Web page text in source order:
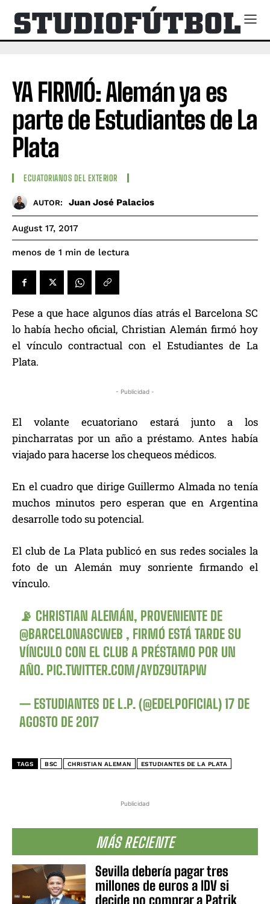
Publicidad
MÁS RECIENTE
Sevilla debería pagar tres
millones de euros a IDV si
decide no comprar a Patrik
YA FIRMÓ: Alemán ya es
parte de Estudiantes de La
Plata
ECUATORIANOS DEL EXTERIOR
AUTOR: Juan José Palacios
August 17, 2017
menos de 1 min de lectura
Pese a que hace algunos días atrás el Barcelona SC
lo había hecho oficial, Christian Alemán firmó hoy
el vínculo contractual con el Estudiantes de La
Plata.
- Publicidad -
El volante ecuatoriano estará junto a los
pincharratas por un año a préstamo. Antes había
viajado para hacerse los chequeos médicos.
En el cuadro que dirige Guillermo Almada no tenía
muchos minutos pero esperan que en Argentina
desarrolle todo su potencial.
El club de La Plata publicó en sus redes sociales la
foto de un Alemán muy sonriente firmando el
vínculo.
📡 CHRISTIAN ALEMÁN, PROVENIENTE DE
@BARCELONASCWEB , FIRMÓ ESTÁ TARDE SU
VÍNCULO CON EL CLUB A PRÉSTAMO POR UN
AÑO. PIC.TWITTER.COM/AYDZ9UTAPW
— ESTUDIANTES DE L.P. (@EDELPOFICIAL)17 DE
AGOSTO DE 2017
TAGS BSC CHRISTIAN ALEMAN ESTUDIANTES DE LA PLATA